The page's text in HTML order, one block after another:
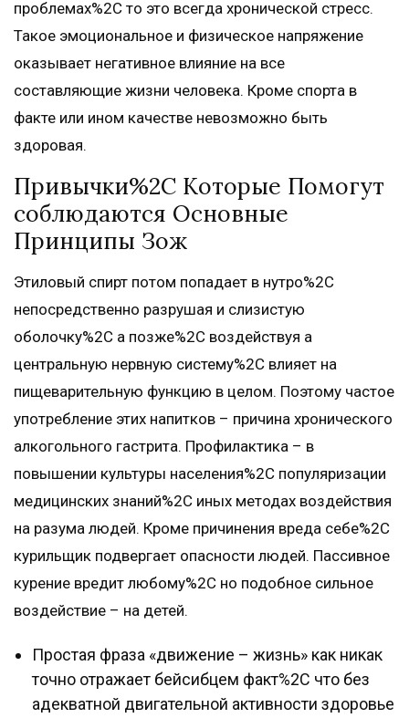
проблемах%2C то это всегда хронической стресс.
Такое эмоциональное и физическое напряжение
оказывает негативное влияние на все
составляющие жизни человека. Кроме спорта в
факте или ином качестве невозможно быть
здоровая.
Привычки%2C Которые Помогут
соблюдаются Основные
Принципы Зож
Этиловый спирт потом попадает в нутро%2C
непосредственно разрушая и слизистую
оболочку%2C а позже%2C воздействуя а
центральную нервную систему%2C влияет на
пищеварительную функцию в целом. Поэтому частое
употребление этих напитков – причина хронического
алкогольного гастрита. Профилактика – в
повышении культуры населения%2C популяризации
медицинских знаний%2C иных методах воздействия
на разума людей. Кроме причинения вреда себе%2C
курильщик подвергает опасности людей. Пассивное
курение вредит любому%2C но подобное сильное
воздействие – на детей.
Простая фраза «движение – жизнь» как никак
точно отражает бейсибцем факт%2C что без
адекватной двигательной активности здоровье